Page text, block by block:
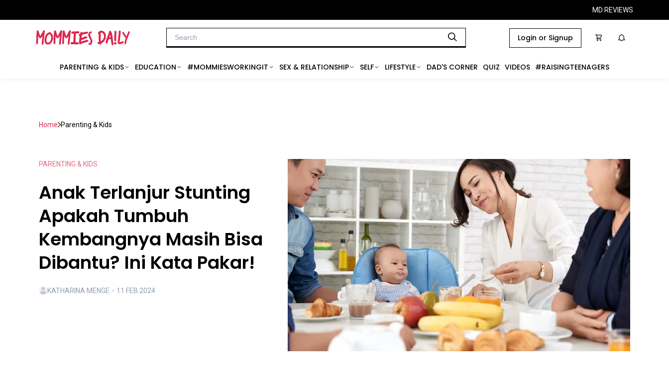
MD REVIEWS
Login or Signup
PARENTING & KIDS EDUCATION #MOMMIESWORKINGIT SEX & RELATIONSHIP SELF LIFESTYLE DAD'S CORNER QUIZ VIDEOS #RAISINGTEENAGERS
Home Parenting & Kids
PARENTING & KIDS
Anak Terlanjur Stunting
Apakah Tumbuh
Kembangnya Masih Bisa
Dibantu? Ini Kata Pakar!
KATHARINA MENGE ・ 11 FEB 2024